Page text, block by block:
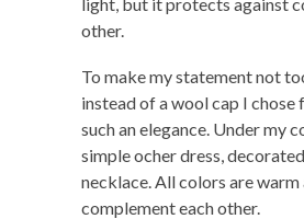
other.
To make my statement not
instead of a wool cap I chose
such an elegance. Under my
simple ocher dress,
necklace. All colors are
complement each other.